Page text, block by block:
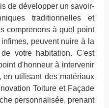
de développer un savoir-
traditionnelles et
comprenons à quel point
peuvent nuire à la
votre habitation. C'est
d'honneur à intervenir
en utilisant des matériaux
Toiture et Façade
personnalisée, prenant